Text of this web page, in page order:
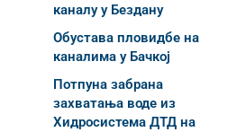
каналу у Бездану
Обустава пловидбе на
каналима у Бачкој
Потпуна забрана
захватања воде из
Хидросистема ДТД на